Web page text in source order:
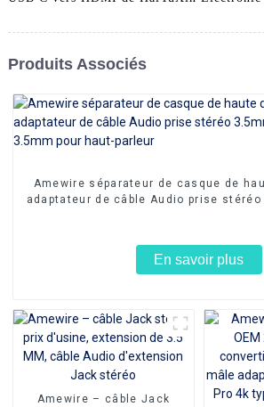
Produits Associés
Amewire séparateur de casque de
adaptateur de câble Audio prise stéréo
En savoir plus
Amewire – câble Jack